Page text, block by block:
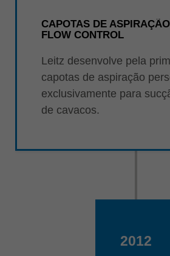
CAPOTAS DE
FLOW CONTROL
Leitz desenvolve pela
capotas de aspiração
exclusivamente para
de cavacos.
2012